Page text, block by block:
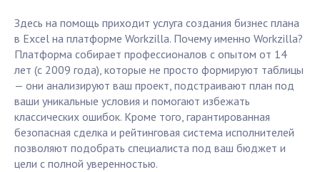
Здесь на помощь приходит услуга создания бизнес плана
в Excel на платформе Workzilla. Почему именно Workzilla?
Платформа собирает профессионалов с опытом от 14
лет (с 2009 года), которые не просто формируют таблицы
— они анализируют ваш проект, подстраивают план под
ваши уникальные условия и помогают избежать
классических ошибок. Кроме того, гарантированная
безопасная сделка и рейтинговая система исполнителей
позволяют подобрать специалиста под ваш бюджет и
цели с полной уверенностью.